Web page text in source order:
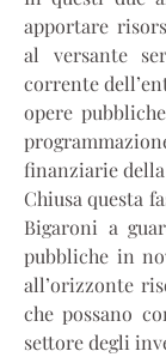
apportare
al versante
corrente
opere
finanziarie
Chiusa questa
Bigaroni a
pubbliche in
all’orizzonte
che possano
settore degli